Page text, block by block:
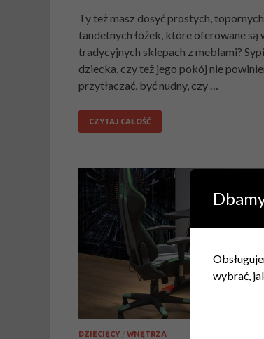
Ty też masz dosyć prostych,
tandetnych łóżek, które oferowane są
tradycyjnych sklepach z meblami?
dziecka, czy też jego pokój nie
przytłaczać, być nudny, czy …
CZYTAJ CAŁOŚĆ
DZIECIĘCY / WNĘTRZA
wybrać,